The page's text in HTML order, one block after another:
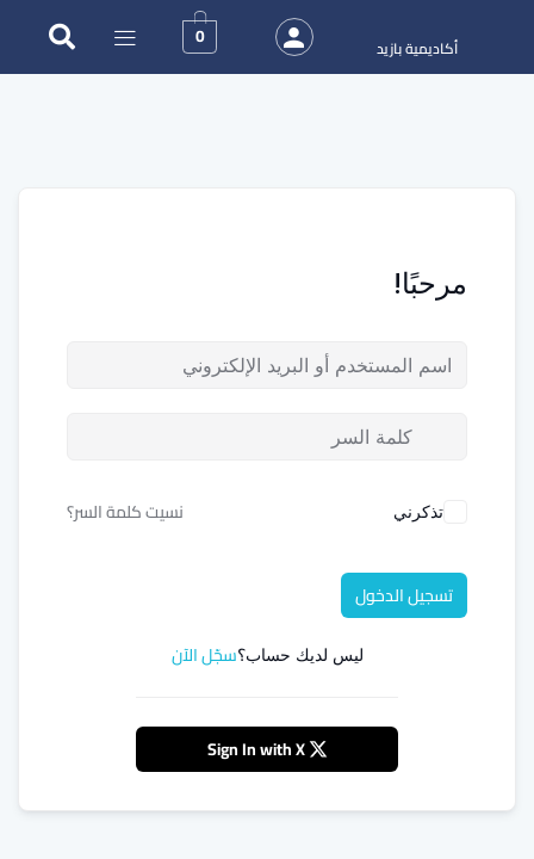
أكاديمية بازيد 0
مرحبًا!
تذكرني نسيت كلمة السر؟
تسجيل الدخول
ليس لديك حساب؟سجّل الآن
Sign In with X